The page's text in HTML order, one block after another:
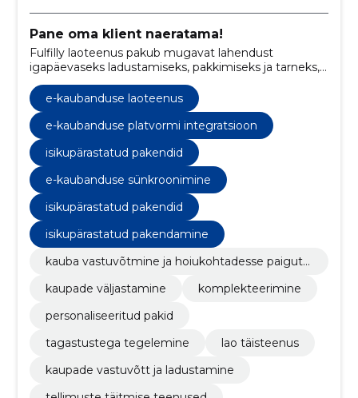
Pane oma klient naeratama!
Fulfilly laoteenus pakub mugavat lahendust
igapäevaseks ladustamiseks, pakkimiseks ja tarneks,
kindlustades kogu kauba ning pakkudes parimaid
tarnehindu, makstes vaid kasutatud teenuse eest.
e-kaubanduse laoteenus
e-kaubanduse platvormi integratsioon
isikupärastatud pakendid
e-kaubanduse sünkroonimine
isikupärastatud pakendid
isikupärastatud pakendamine
kauba vastuvõtmine ja hoiukohtadesse paiguta
kaupade väljastamine
komplekteerimine
personaliseeritud pakid
tagastustega tegelemine
lao täisteenus
kaupade vastuvõtt ja ladustamine